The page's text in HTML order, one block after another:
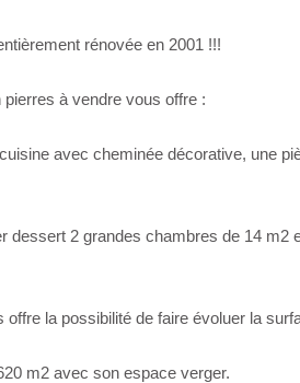
rénovée en 2001 !!!
à vendre vous offre :
avec cheminée décorative, une
dessert 2 grandes chambres de 14
la possibilité de faire évoluer la
m2 avec son espace verger.